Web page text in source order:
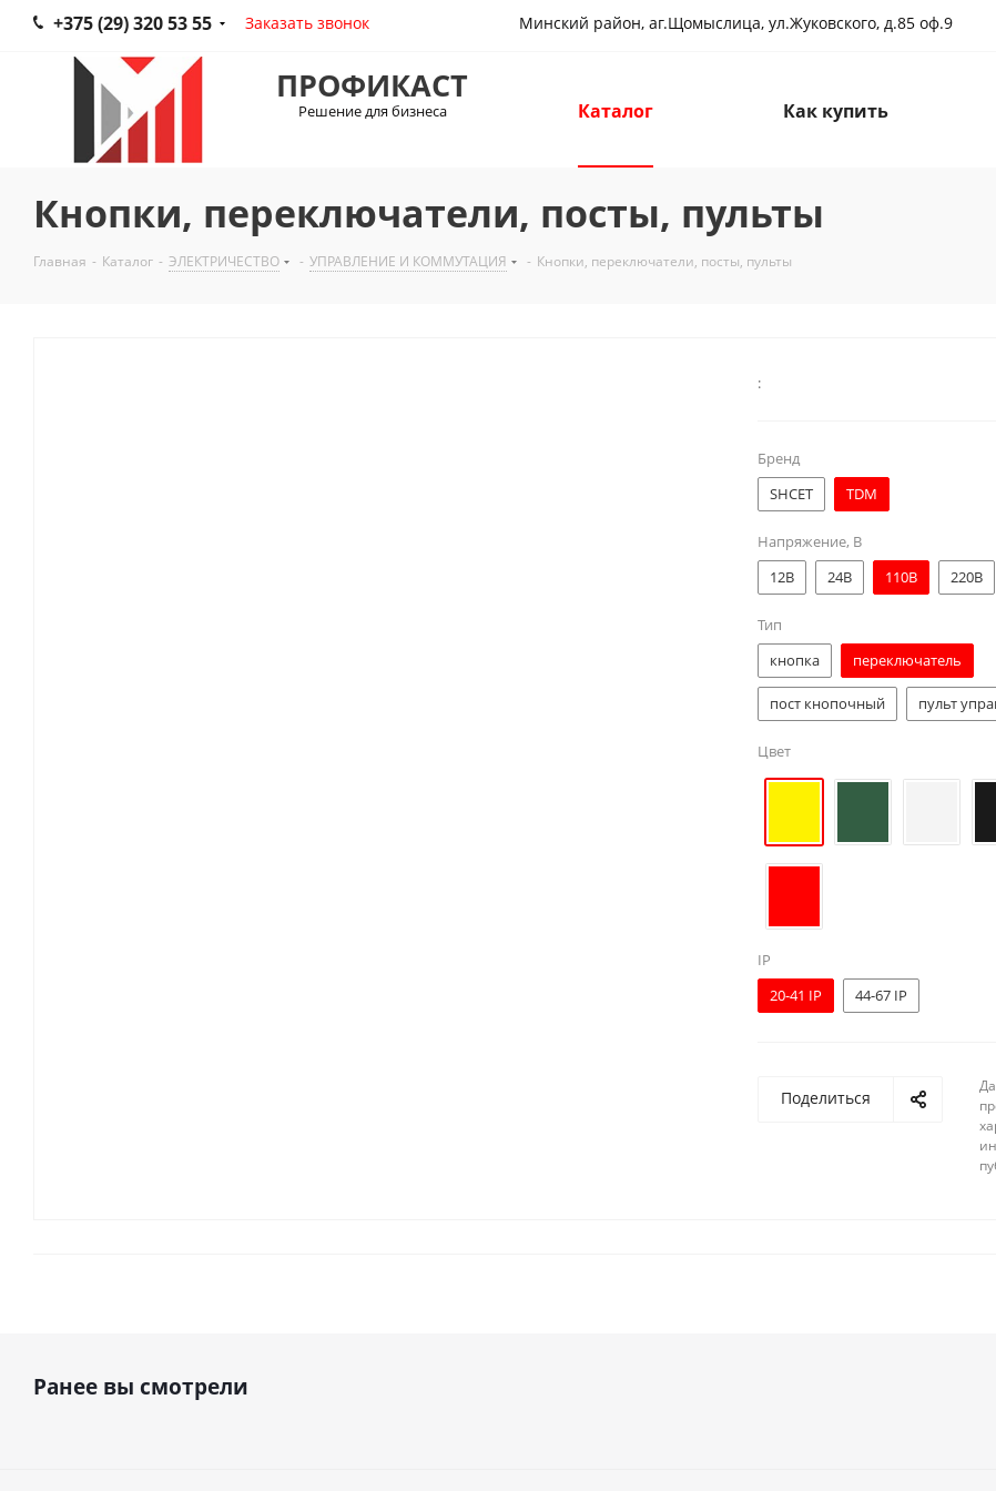
+375 (29) 320 53 55 Заказать звонок Минский район, аг.Щомыслица, ул.Жуковского, д.85 оф.9
ПРОФИКАСТ
Решение для бизнеса Каталог Как купить
Кнопки, переключатели, посты, пульты
Главная - Каталог - ЭЛЕКТРИЧЕСТВО - УПРАВЛЕНИЕ И КОММУТАЦИЯ - Кнопки, переключатели, посты, пульты
:
Бренд
SHCET
TDM
Напряжение, В
12В
24В 110В 220В
Тип
кнопка
переключатель
пост кнопочный пульт
Цвет
IP
20-41 IP
44-67 IP
Поделиться
Ранее вы смотрели